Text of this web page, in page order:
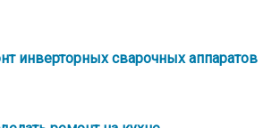
инверторных сварочных аппаратов